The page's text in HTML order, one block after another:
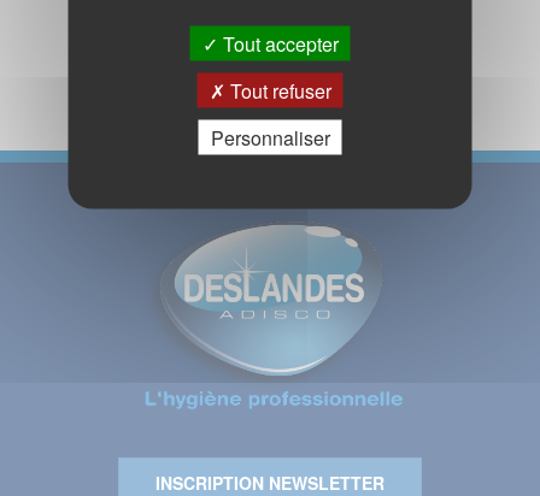
INSCRIPTION NEWSLETTER
Tout accepter
Tout refuser
Personnaliser